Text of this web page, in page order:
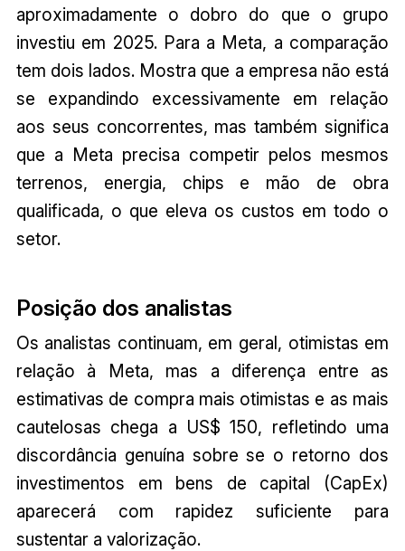
aproximadamente o dobro do que o grupo
investiu em 2025. Para a Meta, a comparação
tem dois lados. Mostra que a empresa não está
se expandindo excessivamente em relação
aos seus concorrentes, mas também significa
que a Meta precisa competir pelos mesmos
terrenos, energia, chips e mão de obra
qualificada, o que eleva os custos em todo o
setor.
Posição dos analistas
Os analistas continuam, em geral, otimistas em
relação à Meta, mas a diferença entre as
estimativas de compra mais otimistas e as mais
cautelosas chega a US$ 150, refletindo uma
discordância genuína sobre se o retorno dos
investimentos em bens de capital (CapEx)
aparecerá com rapidez suficiente para
sustentar a valorização.